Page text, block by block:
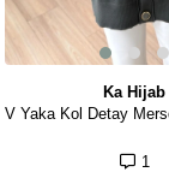
Ka Hijab
1